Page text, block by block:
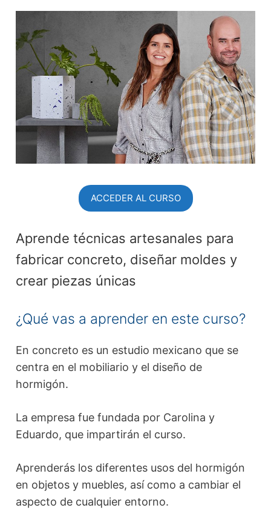
ACCEDER AL CURSO
Aprende técnicas artesanales para
fabricar concreto, diseñar moldes y
crear piezas únicas
¿Qué vas a aprender en este curso?
En concreto es un estudio mexicano que se
centra en el mobiliario y el diseño de
hormigón.
La empresa fue fundada por Carolina y
Eduardo, que impartirán el curso.
Aprenderás los diferentes usos del hormigón
en objetos y muebles, así como a cambiar el
aspecto de cualquier entorno.